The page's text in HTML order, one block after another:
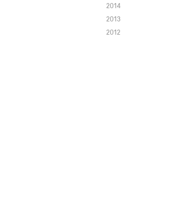
2014
2013
2012